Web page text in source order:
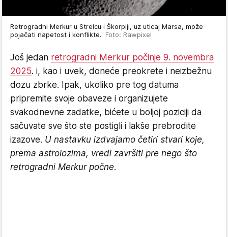
Retrogradni Merkur u Strelcu i Škorpiji, uz uticaj Marsa, može
pojačati napetost i konflikte. Foto: Rawpixel
Još jedan retrogradni Merkur počinje 9. novembra
2025. i, kao i uvek, doneće preokrete i neizbežnu
dozu zbrke. Ipak, ukoliko pre tog datuma
pripremite svoje obaveze i organizujete
svakodnevne zadatke, bićete u boljoj poziciji da
sačuvate sve što ste postigli i lakše prebrodite
izazove. U nastavku izdvajamo četiri stvari koje,
prema astrolozima, vredi završiti pre nego što
retrogradni Merkur počne.